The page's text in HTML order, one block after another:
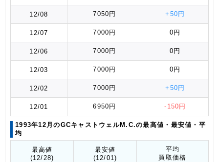
12/08 7050円 +50円
12/07 7000円 0円
12/06 7000円 0円
12/03 7000円 0円
12/02 7000円 +50円
12/01 6950円 -150円
1993年12月のGCキャストウェルM.C.の最高値 ・最安値 ・平
均
最高値
(12/28)
最安値
(12/01)
平均
買取価格